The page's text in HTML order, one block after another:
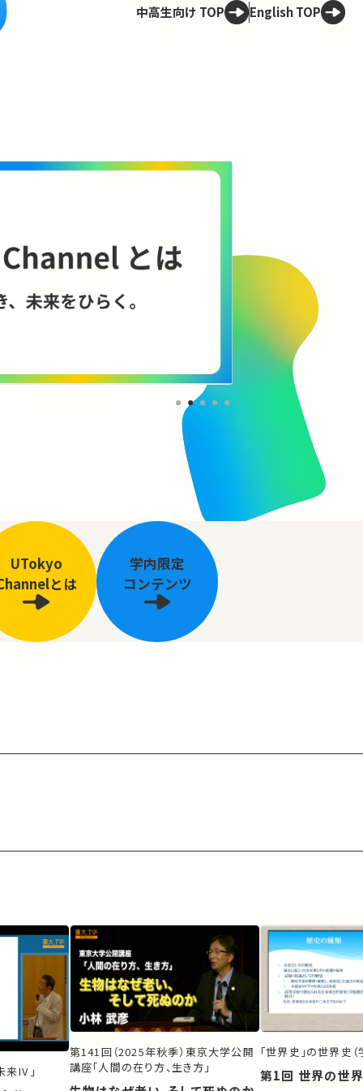
中高生向け TOP English TOP
AIやロボット、
に何をもたら
に、技術と社会
コンテンツを見
UTokyo
とは
学内限定
コンテンツ
来IV」
第141回（2025年秋季）東京大学公開
講座「人間の在り方、生き方」
「世界史」の世界史
第1回 世界の世